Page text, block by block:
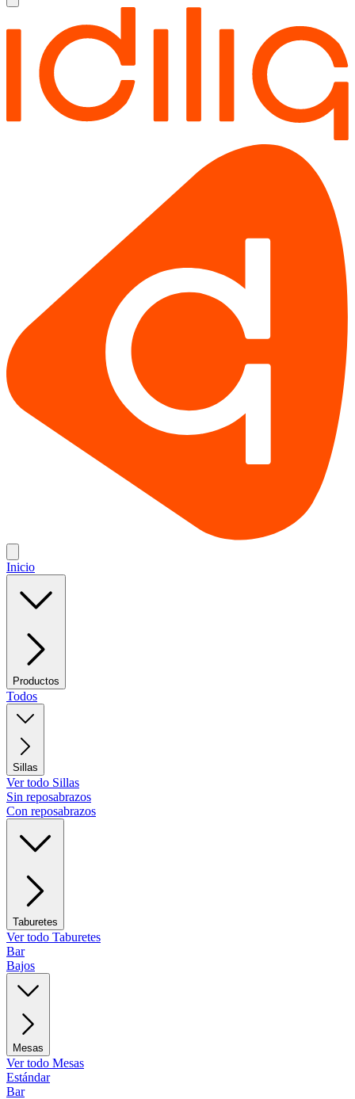
Inicio
Productos
Todos
Sillas
Ver todo Sillas
Sin reposabrazos
Con reposabrazos
Taburetes
Ver todo Taburetes
Bar
Bajos
Mesas
Ver todo Mesas
Estándar
Bar